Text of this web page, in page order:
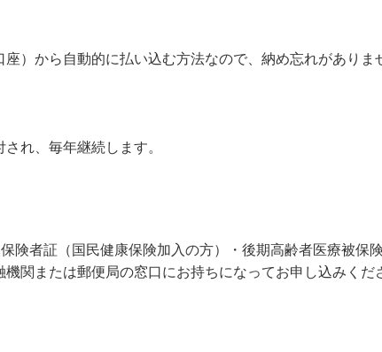
座）から自動的に払い込む方法なので、納め忘れがありま
れ、毎年継続します。
険者証（国民健康保険加入の方）・後期高齢者医療被保
関または郵便局の窓口にお持ちになってお申し込みくだ